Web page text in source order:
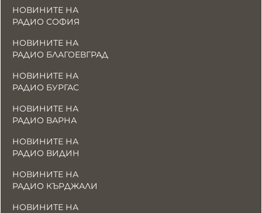
НОВИНИТЕ НА
РАДИО СОФИЯ
НОВИНИТЕ НА
РАДИО БЛАГОЕВГРАД
НОВИНИТЕ НА
РАДИО БУРГАС
НОВИНИТЕ НА
РАДИО ВАРНА
НОВИНИТЕ НА
РАДИО ВИДИН
НОВИНИТЕ НА
РАДИО КЪРДЖАЛИ
НОВИНИТЕ НА